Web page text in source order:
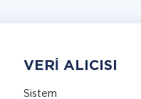
VERI ALICISI
Sistem